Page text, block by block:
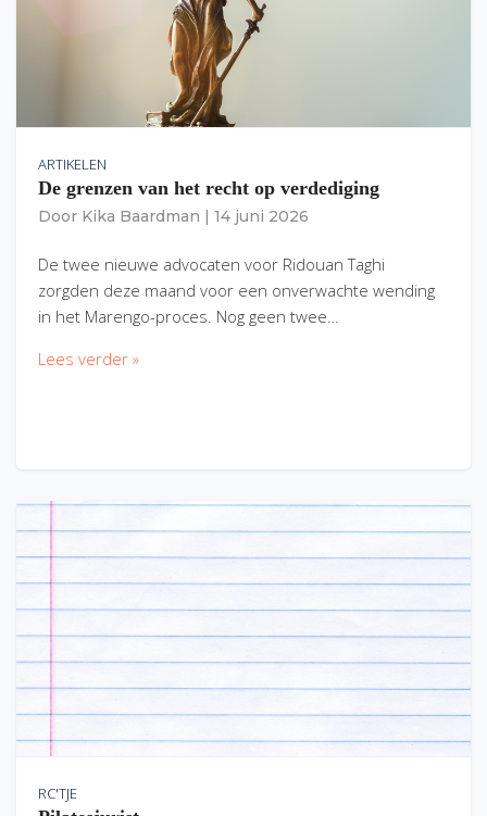
ARTIKELEN
De grenzen van het recht op verdediging
Door Kika Baardman 14 juni 2026
De twee nieuwe advocaten voor Ridouan Taghi
zorgden deze maand voor een onverwachte wending
in het Marengo-proces. Nog geen twee…
Lees verder »
RC'TJE